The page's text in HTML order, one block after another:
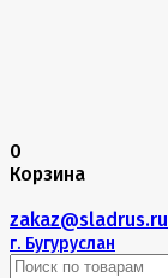
0
Корзина
zakaz@sladrus.ru
г. Бугуруслан